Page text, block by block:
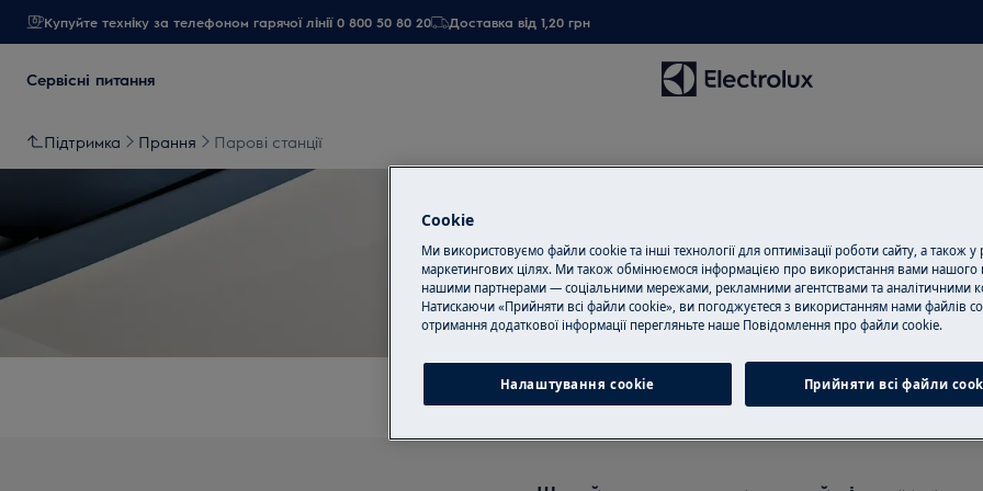
Купуйте техніку за телефоном гарячої лінії 0 800 50 80 20 Доставка від 1,20 грн
Сервісні питання
Підтримка Прання Парові станції
Підтримка для Парові
Cookie
Ми використовуємо файли cookie та інші технології для оптимізації роботи сайту, а також у
маркетингових цілях. Ми також обмінюємося інформацією про використання вами нашого
нашими партнерами — соціальними мережами, рекламними агентствами та аналітичними
Натискаючи «Прийняти всі файли cookie», ви погоджуєтеся з використанням нами файлів
отримання додаткової інформації перегляньте наше Пoвідомлення прo файли cookie.
Налаштування cookie Прийняти всі файли